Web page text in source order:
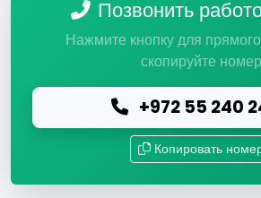
Позвонить
Нажмите кнопку для
скопируйте номер
+972 55 240
Копировать